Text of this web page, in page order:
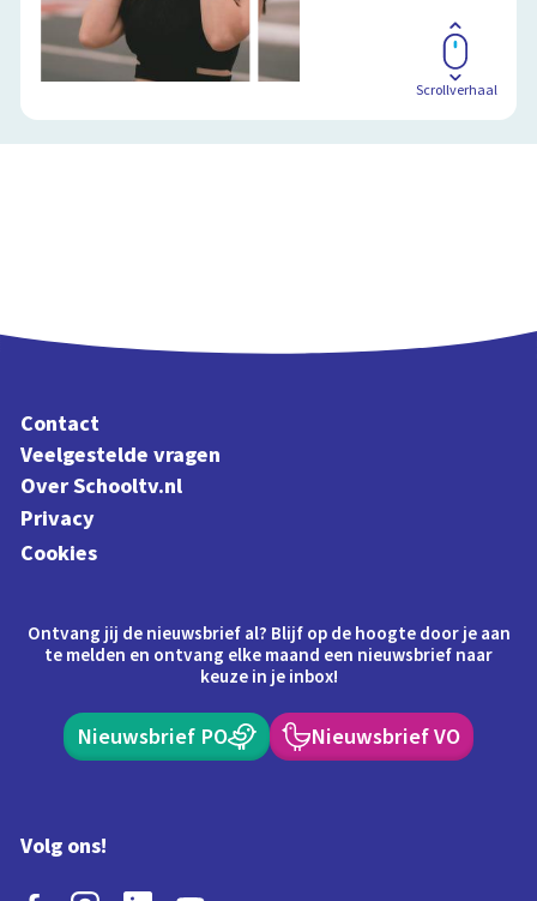
Scrollverhaal
Contact
Veelgestelde vragen
Over Schooltv.nl
Privacy
Cookies
Ontvang jij de nieuwsbrief al? Blijf op de hoogte door je aan
te melden en ontvang elke maand een nieuwsbrief naar
keuze in je inbox!
Nieuwsbrief PO Nieuwsbrief VO
Volg ons!